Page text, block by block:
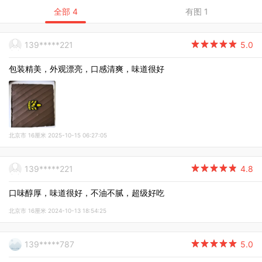
139*****221 5.0

包装精美，外观漂亮，口感清爽，味道很好
北京市 16厘米 2025-10-15 06:27:05
139*****221 4.8

口味醇厚，味道很好，不油不腻，超级好吃
北京市 16厘米 2024-10-13 18:54:25
139*****787 5.0

全部 4 有图 1